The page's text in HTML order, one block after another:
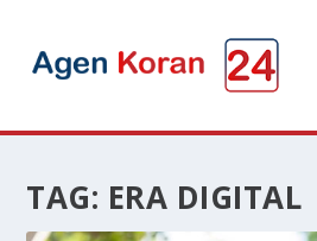
TAG: ERA DIGITAL